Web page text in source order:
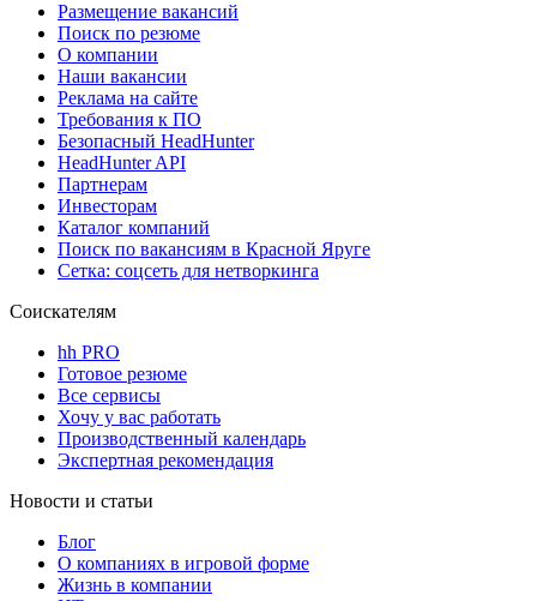
Размещение вакансий
Поиск по резюме
О компании
Наши вакансии
Реклама на сайте
Требования к ПО
Безопасный HeadHunter
HeadHunter API
Партнерам
Инвесторам
Каталог компаний
Поиск по вакансиям в Красной Яруге
Сетка: соцсеть для нетворкинга
Соискателям
hh PRO
Готовое резюме
Все сервисы
Хочу у вас работать
Производственный календарь
Экспертная рекомендация
Новости и статьи
Блог
О компаниях в игровой форме
Жизнь в компании